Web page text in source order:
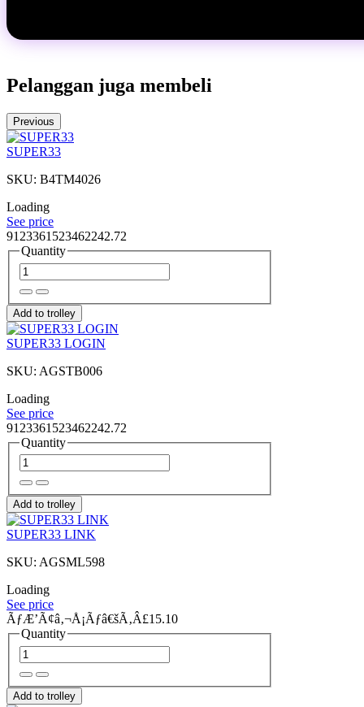
Pelanggan juga membeli
Previous
SUPER33
SKU: B4TM4026
Loading
See price
9123361523462242.72
Quantity
Add to trolley
SUPER33 LOGIN
SKU: AGSTB006
Loading
See price
9123361523462242.72
Quantity
Add to trolley
SUPER33 LINK
SKU: AGSML598
Loading
See price
ÃƒÆ’Ã¢â‚¬Å¡Ãƒâ€šÃ‚Â£15.10
Quantity
Add to trolley